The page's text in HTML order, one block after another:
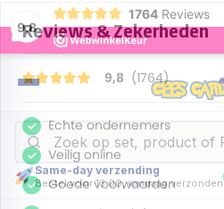
9,8
1764 Reviews
Same-day verzending
Bestel voor 13:00, vandaag verzonden